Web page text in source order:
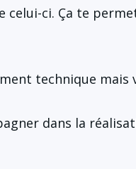
ci. Ça te
technique mais
dans la